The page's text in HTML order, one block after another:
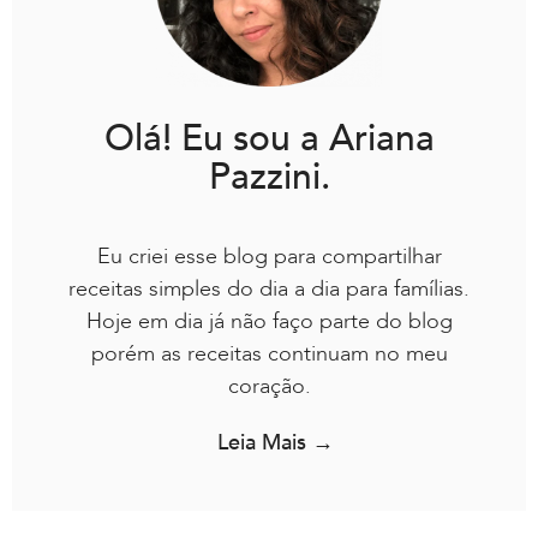
Olá! Eu sou a Ariana
Pazzini.
Eu criei esse blog para compartilhar
receitas simples do dia a dia para famílias.
Hoje em dia já não faço parte do blog
porém as receitas continuam no meu
coração.
Leia Mais →